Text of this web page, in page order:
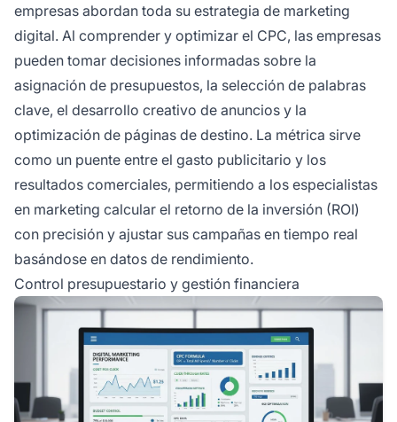
empresas abordan toda su estrategia de marketing
digital. Al comprender y optimizar el CPC, las empresas
pueden tomar decisiones informadas sobre la
asignación de presupuestos, la selección de palabras
clave, el desarrollo creativo de anuncios y la
optimización de páginas de destino. La métrica sirve
como un puente entre el gasto publicitario y los
resultados comerciales, permitiendo a los especialistas
en marketing calcular el retorno de la inversión (ROI)
con precisión y ajustar sus campañas en tiempo real
basándose en datos de rendimiento.
Control presupuestario y gestión financiera